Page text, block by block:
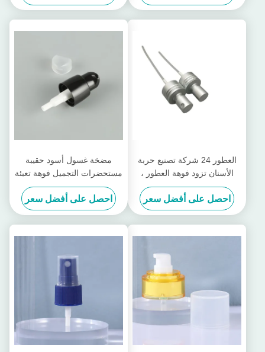
العطور 24 شركة تصنيع حربة
الأسنان تزود فوهة العطور ،
الفم اللولبي ، الرذاذ ، زجاجة
الضغط المؤكسدة ، فوهة
العطور
احصل على أفضل سعر
مضخة غسول أسود حقيبة
مستحضرات التجميل فوهة تعبئة
البلاستيك البطريق رئيس جوهر
سائل الأساس السائل مضخة
احصل على أفضل سعر